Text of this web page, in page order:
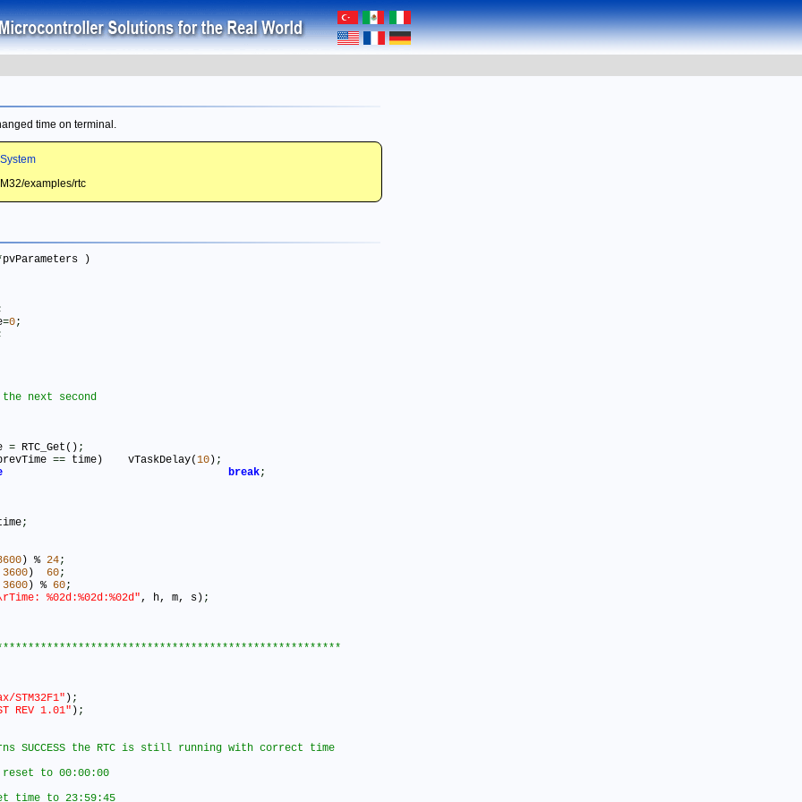
time on terminal.
examples/rtc
pvParameters )
=0;
= RTC_Get() ;
== time)	vTaskDelay(10 ) ;
break;
;
) % 24;
3600 ) 60;
3600 ) % 60;
%02d:%02d:%02d", h, m, s) ;
STM32F1" ) ;
REV 1.01" ) ;